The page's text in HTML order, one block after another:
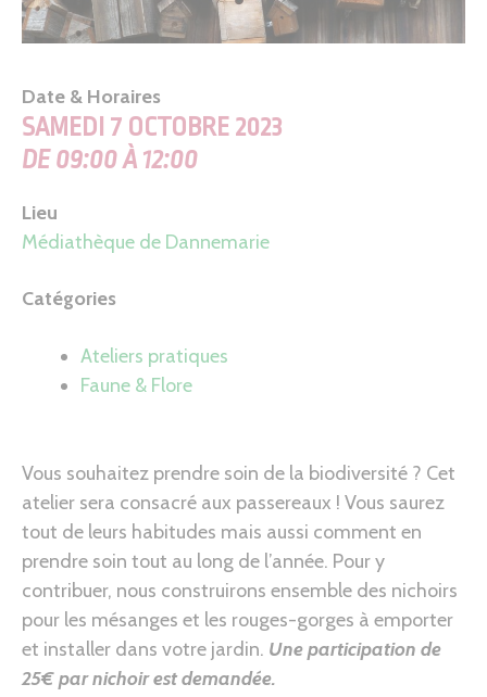
Date & Horaires
SAMEDI 7 OCTOBRE 2023
DE 09:00 À 12:00
Lieu
Médiathèque de Dannemarie
Catégories
Ateliers pratiques
Faune & Flore
Vous souhaitez prendre soin de la biodiversité ? Cet
atelier sera consacré aux passereaux ! Vous saurez
tout de leurs habitudes mais aussi comment en
prendre soin tout au long de l’année. Pour y
contribuer, nous construirons ensemble des nichoirs
pour les mésanges et les rouges-gorges à emporter
et installer dans votre jardin. Une participation de
25€ par nichoir est demandée.